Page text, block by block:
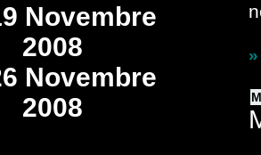
Novembre
2008
Novembre
2008